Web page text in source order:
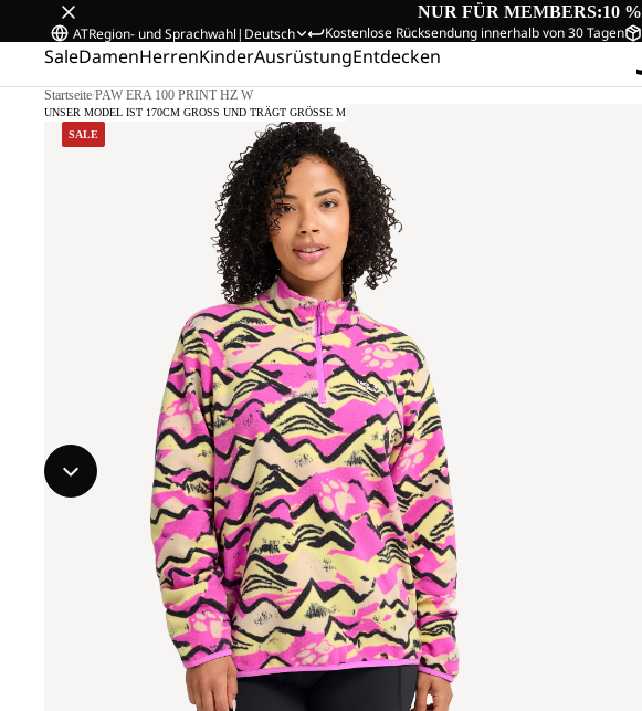
NUR FÜR MEMBERS:10 %
Kostenlose Rücksendung innerhalb von 30 Tagen
ATRegion- und Sprachwahl| Deutsch
SaleDamenHerrenKinderAusrüstungEntdecken
Startseite/PAW ERA 100 PRINT HZ W
SALE
UNSER MODEL IST 170CM GROSS UND TRÄGT GRÖSSE M